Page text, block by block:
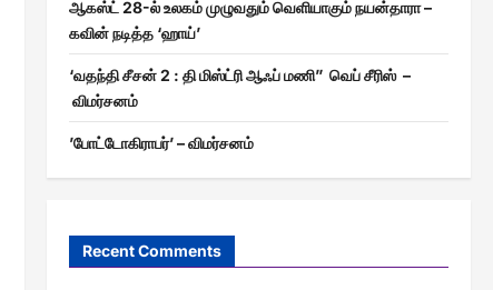
ஆகஸ்ட் 28-ல் உலகம் முழுவதும் வெளியாகும் நயன்தாரா –
கவின் நடித்த ‘ஹாய்’
‘வதந்தி சீசன் 2 : தி மிஸ்ட்ரி ஆஃப் மணி” வெப் சீரிஸ் –
விமர்சனம்
’போட்டோகிராபர்’ – விமர்சனம்
Recent Comments